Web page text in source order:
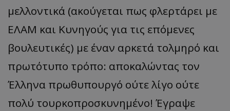
μελλοντικά (ακούγεται πως φλερτάρει με
ΕΛΑΜ και Κυνηγούς για τις επόμενες
βουλευτικές) με έναν αρκετά τολμηρό και
πρωτότυπο τρόπο: αποκαλώντας τον
Έλληνα πρωθυπουργό ούτε λίγο ούτε
πολύ τουρκοπροσκυνημένο! Έγραψε